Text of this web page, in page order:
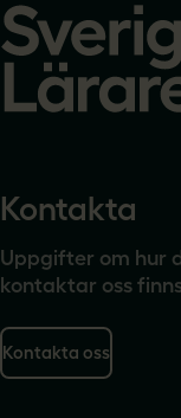
startsidan
Kontakta
Uppgifter om hur
kontaktar oss
Kontakta oss